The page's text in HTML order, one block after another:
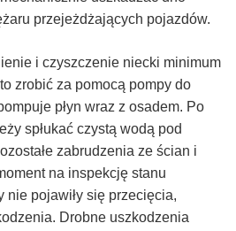
przejeżdżających pojazdów.
i czyszczenie niecki minimum
zrobić za pomocą pompy do
płyn wraz z osadem. Po
spłukać czystą wodą pod
zabrudzenia ze ścian i
na inspekcję stanu
nie pojawiły się przecięcia,
Drobne uszkodzenia